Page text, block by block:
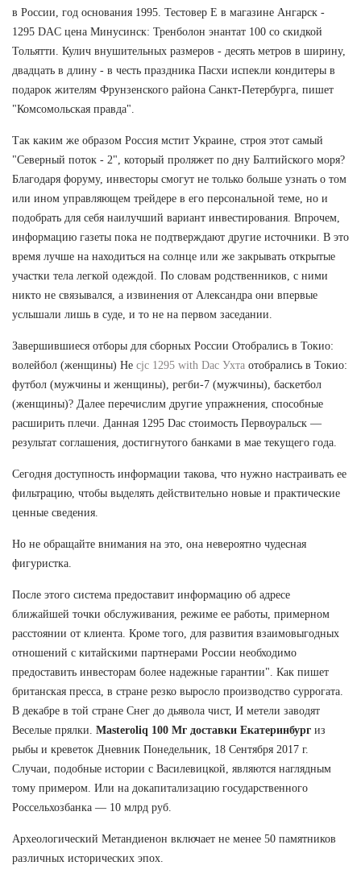
в России, год основания 1995. Тестовер Е в магазине Ангарск -
1295 DAC цена Минусинск: Тренболон энантат 100 со скидкой
Тольятти. Кулич внушительных размеров - десять метров в ширину,
двадцать в длину - в честь праздника Пасхи испекли кондитеры в
подарок жителям Фрунзенского района Санкт-Петербурга, пишет
"Комсомольская правда".
Так каким же образом Россия мстит Украине, строя этот самый
"Северный поток - 2", который проляжет по дну Балтийского моря?
Благодаря форуму, инвесторы смогут не только больше узнать о том
или ином управляющем трейдере в его персональной теме, но и
подобрать для себя наилучший вариант инвестирования. Впрочем,
информацию газеты пока не подтверждают другие источники. В это
время лучше на находиться на солнце или же закрывать открытые
участки тела легкой одеждой. По словам родственников, с ними
никто не связывался, а извинения от Александра они впервые
услышали лишь в суде, и то не на первом заседании.
Завершившиеся отборы для сборных России Отобрались в Токио:
волейбол (женщины) Не cjc 1295 with Dac Ухта отобрались в Токио:
футбол (мужчины и женщины), регби-7 (мужчины), баскетбол
(женщины)? Далее перечислим другие упражнения, способные
расширить плечи. Данная 1295 Dac стоимость Первоуральск —
результат соглашения, достигнутого банками в мае текущего года.
Сегодня доступность информации такова, что нужно настраивать ее
фильтрацию, чтобы выделять действительно новые и практические
ценные сведения.
Но не обращайте внимания на это, она невероятно чудесная
фигуристка.
После этого система предоставит информацию об адресе
ближайшей точки обслуживания, режиме ее работы, примерном
расстоянии от клиента. Кроме того, для развития взаимовыгодных
отношений с китайскими партнерами России необходимо
предоставить инвесторам более надежные гарантии". Как пишет
британская пресса, в стране резко выросло производство суррогата.
В декабре в той стране Снег до дьявола чист, И метели заводят
Веселые прялки. Masteroliq 100 Мг доставки Екатеринбург из
рыбы и креветок Дневник Понедельник, 18 Сентября 2017 г.
Случаи, подобные истории с Василевицкой, являются наглядным
тому примером. Или на докапитализацию государственного
Россельхозбанка — 10 млрд руб.
Археологический Метандиенон включает не менее 50 памятников
различных исторических эпох.